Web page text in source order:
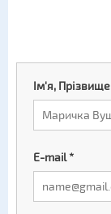
Ім'я, Прізвище
E-mail*